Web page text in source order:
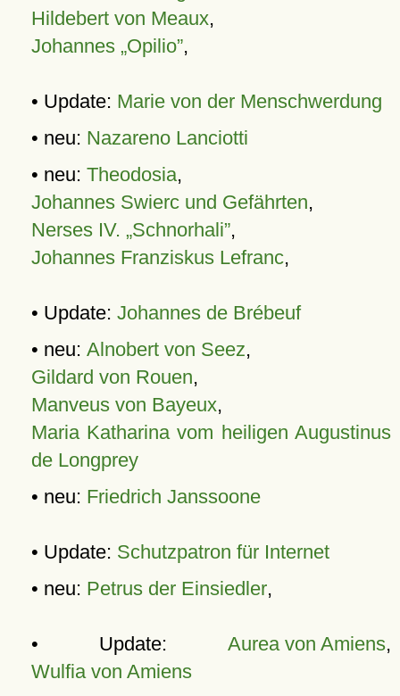
Hildebert von Meaux,
Johannes „Opilio”,
• Update: Marie von der Menschwerdung
• neu: Nazareno Lanciotti
• neu: Theodosia,
Johannes Swierc und Gefährten,
Nerses IV. „Schnorhali”,
Johannes Franziskus Lefranc,
• Update: Johannes de Brébeuf
• neu: Alnobert von Seez,
Gildard von Rouen,
Manveus von Bayeux,
Maria Katharina vom heiligen Augustinus
de Longprey
• neu: Friedrich Janssoone
• Update: Schutzpatron für Internet
• neu: Petrus der Einsiedler,
• Update: Aurea von Amiens,
Wulfia von Amiens